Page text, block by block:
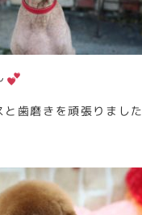
と歯磨きを頑張りました